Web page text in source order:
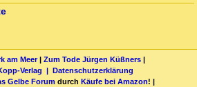
am Meer| Zum Tode Jürgen Küßners |
Verlag | Datenschutzerklärung
Gelbe Forum durch Käufe bei Amazon! |